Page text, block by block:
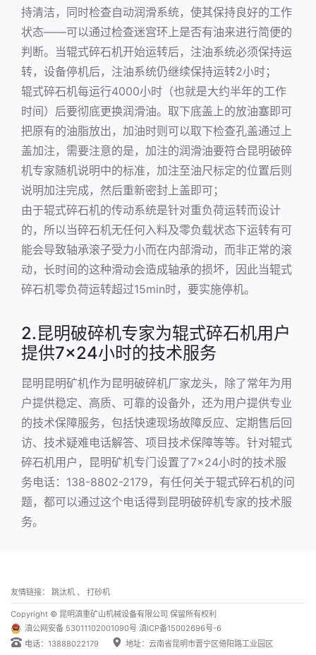
持清洁，同时检查自动润滑系统，使其保持良好的工作
状态——可以通过检查迷宫环上是否有油来进行简便的
判断。当辊式碎石机开始运转后，注油系统必须保持运
转，设备停机后，注油系统仍继续保持运转2小时；
辊式碎石机每运行4000小时（也就是大约半年的工作
时间）后要彻底更换润滑油。取下底盖上的放油塞即可
把原有的油脂放出，加油时则可以取下检查孔盖通过上
盖加注，需要注意的是，加注的润滑油要符合昆明破碎
机专家随机说明中的标准，加注至油尺标定的位置后则
说明加注完成，然后重新密封上盖即可；
由于辊式碎石机的传动系统是针对重负荷运转而设计
的，所以当碎石机无任何入料及零负载状态下运转有可
能会导致轴承滚子受力小而在内部滑动，而非正常的滚
动，长时间的这种滑动会造成轴承的损坏，因此当辊式
碎石机零负荷运转超过15min时，要实施停机。
2.昆明破碎机专家为辊式碎石机用户
提供7×24小时的技术服务
昆明 昆明矿机作为昆明破碎机厂家龙头，除了常年为用
户提供稳定、高质、可靠的设备外，还为用户提供专业
的技术保障服务，包括快速现场故障反应、定期售后回
访、技术疑难电话解答、项目技术保障等等。针对辊式
碎石机用户，昆明矿机专门设置了7×24小时的技术服
务电话：138-8802-2179，有任何关于辊式碎石机的问
题，都可以通过这个电话得到昆明破碎机专家的技术服
务。
友情链接： 跳汰机 、 打砂机
Copyright © 昆明滇重矿山机械设备有限公司 保留所有权利
滇公网安备 53011102001090号 滇ICP备15002696号-6
电话：13888022179
地址：云南省昆明市晋宁区倚阳路工业园区